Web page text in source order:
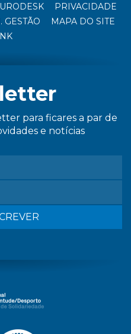
PRIVACIDADE
GESTÃO
MAPA DO SITE
para ficares a par de
e notícias